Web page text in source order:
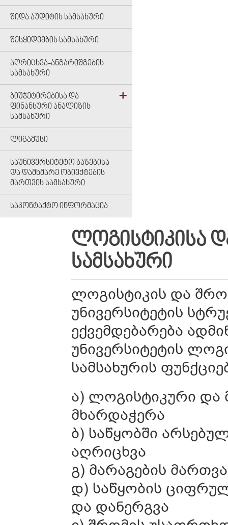
ᲨᲘᲓᲐ ᲐᲣᲓᲘᲢᲘᲡ ᲡᲐᲛᲡᲐᲮᲣᲠᲘ
ᲨᲔᲡᲧᲘᲓᲕᲔᲑᲘᲡ ᲡᲐᲛᲡᲐᲮᲣᲠᲘ
ᲐᲦᲠᲘᲪᲮᲕᲐ-ᲐᲜᲒᲐᲠᲘᲨᲒᲔᲑᲘᲡ
ᲡᲐᲛᲡᲐᲮᲣᲠᲘ
ᲑᲘᲣᲯᲔᲢᲘᲠᲔᲑᲘᲡᲐ ᲓᲐ
ᲤᲘᲜᲐᲜᲡᲣᲠᲘ ᲐᲜᲐᲚᲘᲖᲘᲡ
ᲡᲐᲛᲡᲐᲮᲣᲠᲘ
ᲚᲘᲒᲐᲛᲣᲡᲘ
ᲡᲐᲣᲜᲘᲕᲔᲠᲡᲘᲢᲔᲢᲝ ᲑᲐᲖᲔᲑᲘᲡᲐ
ᲓᲐ ᲓᲐᲛᲮᲛᲐᲠᲔ ᲝᲑᲘᲔᲥᲢᲔᲑᲘᲡ
ᲛᲐᲠᲗᲕᲘᲡ ᲡᲐᲛᲡᲐᲮᲣᲠᲘ
ᲡᲐᲙᲝᲜᲢᲐᲥᲢᲝ ᲘᲜᲤᲝᲠᲛᲐᲪᲘᲐ
ᲚᲝᲒᲘᲡᲢᲘᲙᲘᲡᲐ
ᲡᲐᲛᲡᲐᲮᲣᲠᲘ
ლოგისტიკის და
უნივერსიტეტის
ექვემდებარება
უნივერსიტეტის
სამსახურის
ა) ლოგისტიკური და
მხარდაჭერა
ბ) საწყობში
აღრიცხვა
გ) მარაგების
დ) საწყობის
და დანერგვა